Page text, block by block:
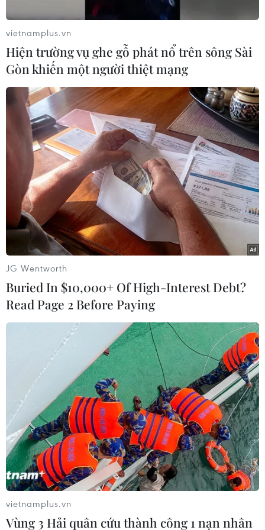
#Dịch COVID-19
#Lây nhiễm cộng đồng
#Ca mắc mới
#Giãn cách xã hội
#Cách ly y tế
TP. Hà Nội
Theo dõi VietnamPlus
TIN LIÊN QUAN
vietnamplus.vn
Hiện trường vụ ghe gỗ phát nổ trên sông Sài
Gòn khiến một người thiệt mạng
JG Wentworth
Buried In $10,000+ Of High-Interest Debt?
Read Page 2 Before Paying
vietnamplus.vn
Vùng 3 Hải quân cứu thành công 1 nạn nhân